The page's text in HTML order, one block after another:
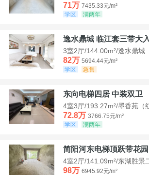
71万 7435.33元/m²
学区
满两年
逸水鼎城 临江套三带大
3室2厅/144.00m²/逸水鼎城
82万 5694.44元/m²
学区
急售
东向电梯四居 中装双卫
4室3厅/193.27m²/墨香苑（
72.8万 3766.75元/m²
学区
满两年
简阳河东电梯顶跃带花园
4室2厅/141.09m²/东湖胜景
98万 6945.92元/m²